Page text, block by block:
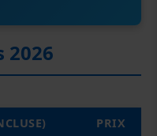
2026
PRIX